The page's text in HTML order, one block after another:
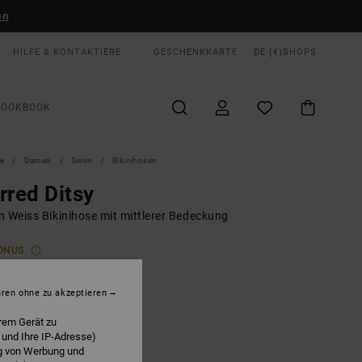
HILFE & KONTAKTIERE GESCHENKKARTE DE (€) SHOPS
Damen Swim Bikinihosen
Ditsy
Weiss Bikinihose mit mittlerer Bedeckung
€
RABATT EXTRA 25 %
Gerät zu
Ihre IP-Adresse)
Werbung und
ohne zu akzeptieren